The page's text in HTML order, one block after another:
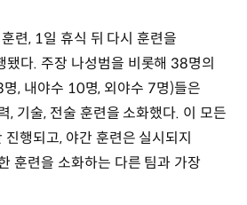
련, 1일 휴식 뒤 다시 훈련을
됐다. 주장 나성범을 비롯해 38명의
, 내야수 10명, 외야수 7명)들은
, 기술, 전술 훈련을 소화했다. 이 모든
행되고, 야간 훈련은 실시되지
훈련을 소화하는 다른 팀과 가장